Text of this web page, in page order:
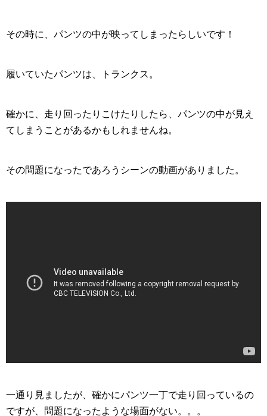
その時に、パンツの中が映ってしまったらしいです！
履いていたパンツは、トランクス。
確かに、走り回ったりこけたりしたら、パンツの中が見え
てしまうことがあるかもしれませんね。
その問題になったであろうシーンの動画がありました。
一通り見ましたが、 確かにパンツ一丁で走り回っているの
ですが、問題になったような場面がない。。。